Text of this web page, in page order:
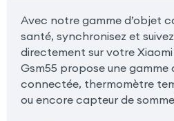
Avec notre gamme d’objet
santé, synchronisez et
directement sur votre
Gsm55 propose une
connectée, thermomètre
ou encore capteur de